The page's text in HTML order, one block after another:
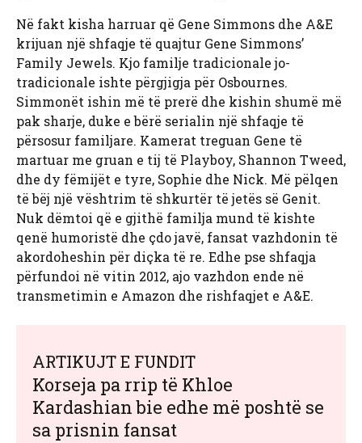
Në fakt kisha harruar që Gene Simmons dhe A&E
krijuan një shfaqje të quajtur Gene Simmons’
Family Jewels. Kjo familje tradicionale jo-
tradicionale ishte përgjigja për Osbournes.
Simmonët ishin më të prerë dhe kishin shumë më
pak sharje, duke e bërë serialin një shfaqje të
përsosur familjare. Kamerat treguan Gene të
martuar me gruan e tij të Playboy, Shannon Tweed,
dhe dy fëmijët e tyre, Sophie dhe Nick. Më pëlqen
të bëj një vështrim të shkurtër të jetës së Genit.
Nuk dëmtoi që e gjithë familja mund të kishte
qenë humoristë dhe çdo javë, fansat vazhdonin të
akordoheshin për diçka të re. Edhe pse shfaqja
përfundoi në vitin 2012, ajo vazhdon ende në
transmetimin e Amazon dhe rishfaqjet e A&E.
ARTIKUJT E FUNDIT
Korseja pa rrip të Khloe
Kardashian bie edhe më poshtë se
sa prisnin fansat